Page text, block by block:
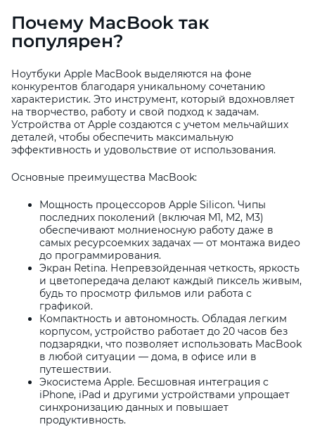
Почему MacBook так
популярен?
Ноутбуки Apple MacBook выделяются на фоне
конкурентов благодаря уникальному сочетанию
характеристик. Это инструмент, который вдохновляет
на творчество, работу и свой подход к задачам.
Устройства от Apple создаются с учетом мельчайших
деталей, чтобы обеспечить максимальную
эффективность и удовольствие от использования.
Основные преимущества MacBook:
Мощность процессоров Apple Silicon. Чипы
последних поколений (включая M1, M2, M3)
обеспечивают молниеносную работу даже в
самых ресурсоемких задачах — от монтажа видео
до программирования.
Экран Retina. Непревзойденная четкость, яркость
и цветопередача делают каждый пиксель живым,
будь то просмотр фильмов или работа с
графикой.
Компактность и автономность. Обладая легким
корпусом, устройство работает до 20 часов без
подзарядки, что позволяет использовать MacBook
в любой ситуации — дома, в офисе или в
путешествии.
Экосистема Apple. Бесшовная интеграция с
iPhone, iPad и другими устройствами упрощает
синхронизацию данных и повышает
продуктивность.